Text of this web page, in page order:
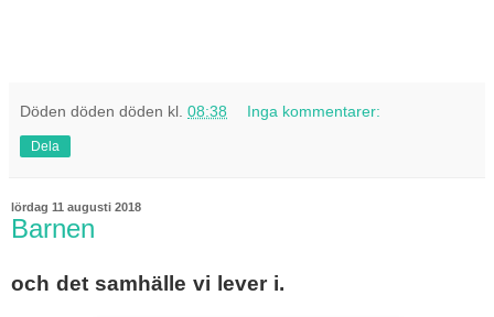
Döden döden döden kl. 08:38 Inga kommentarer:
Dela
lördag 11 augusti 2018
Barnen
och det samhälle vi lever i.